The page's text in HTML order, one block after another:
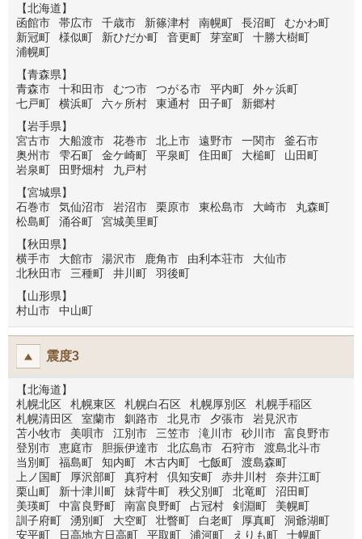
【北海道】
函館市
帯広市 千歳市 新篠津村 南幌町 長沼町
むかわ町
新冠町
様似町 新ひだか町 音更町 芽室町
十勝大樹町
浦幌町
【青森県】
青森市
十和田市 むつ市 つがる市 平内町
外ヶ浜町
七戸町
横浜町 六ヶ所村 東通村 田子町
新郷村
【岩手県】
宮古市
大船渡市 花巻市 北上市 遠野市 一関市
釜石市
奥州市
雫石町 金ケ崎町 平泉町 住田町 大槌町
山田町
岩泉町
田野畑村
九戸村
【宮城県】
石巻市
気仙沼市 岩沼市 栗原市 東松島市 大崎市
丸森町
松島町
涌谷町
宮城美里町
【秋田県】
横手市
大館市 湯沢市 鹿角市 由利本荘市
大仙市
北秋田市
三種町 井川町
羽後町
【山形県】
村山市
中山町
震度3
【北海道】
札幌北区
札幌東区 札幌白石区 札幌厚別区
札幌手稲区
札幌清田区
室蘭市 釧路市 北見市 夕張市
岩見沢市
苫小牧市
美唄市 江別市 三笠市 滝川市 砂川市
富良野市
登別市
恵庭市 胆振伊達市 北広島市 石狩市
渡島北斗市
当別町
福島町 知内町 木古内町 七飯町
渡島森町
上ノ国町
厚沢部町 真狩村 倶知安町 赤井川村
奈井江町
栗山町
新十津川町 妹背牛町 秩父別町 北竜町
沼田町
美瑛町
中富良野町 南富良野町 占冠村 剣淵町
美幌町
訓子府町
湧別町 大空町 壮瞥町 白老町 厚真町
洞爺湖町
安平町
日高地方日高町 平取町 浦河町 えりも町 士幌町